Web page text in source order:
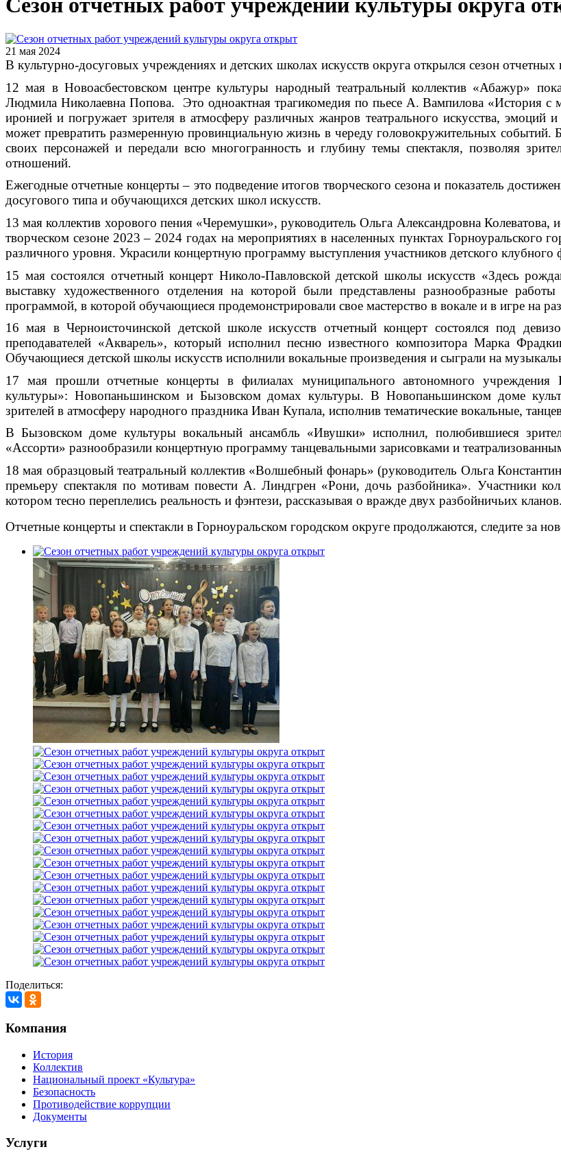
Сезон отчетных работ учреждений культуры округа
21 мая 2024
В культурно-досуговых учреждениях и детских школах искусств округа открылся сезон отчетных
12 мая в Новоасбестовском центре культуры народный театральный коллектив «Абажур»
Людмила Николаевна Попова. Это одноактная трагикомедия по пьесе А. Вампилова «История
иронией и погружает зрителя в атмосферу различных жанров театрального искусства, эмоций
может превратить размеренную провинциальную жизнь в череду головокружительных событий.
своих персонажей и передали всю многогранность и глубину темы спектакля, позволяя
отношений.
Ежегодные отчетные концерты – это подведение итогов творческого сезона и показатель
досугового типа и обучающихся детских школ искусств.
13 мая коллектив хорового пения «Черемушки», руководитель Ольга Александровна Колеватова,
творческом сезоне 2023 – 2024 годах на мероприятиях в населенных пунктах Горноуральского
различного уровня. Украсили концертную программу выступления участников детского
15 мая состоялся отчетный концерт Николо-Павловской детской школы искусств «Здесь
выставку художественного отделения на которой были представлены разнообразные
программой, в которой обучающиеся продемонстрировали свое мастерство в вокале и в игре на
16 мая в Черноисточинской детской школе искусств отчетный концерт состоялся под
преподавателей «Акварель», который исполнил песню известного композитора Марка
Обучающиеся детской школы искусств исполнили вокальные произведения и сыграли на
17 мая прошли отчетные концерты в филиалах муниципального автономного учреждения
культуры»: Новопаньшинском и Бызовском домах культуры. В Новопаньшинском доме
зрителей в атмосферу народного праздника Иван Купала, исполнив тематические вокальные,
В Бызовском доме культуры вокальный ансамбль «Ивушки» исполнил, полюбившиеся
«Ассорти» разнообразили концертную программу танцевальными зарисовками и
18 мая образцовый театральный коллектив «Волшебный фонарь» (руководитель Ольга
премьеру спектакля по мотивам повести А. Линдгрен «Рони, дочь разбойника». Участники
котором тесно переплелись реальность и фэнтези, рассказывая о вражде двух разбойничьих кланов.
Отчетные концерты и спектакли в Горноуральском городском округе продолжаются, следите за
Поделиться:
Компания
История
Коллектив
Национальный проект «Культура»
Безопасность
Противодействие коррупции
Документы
Услуги